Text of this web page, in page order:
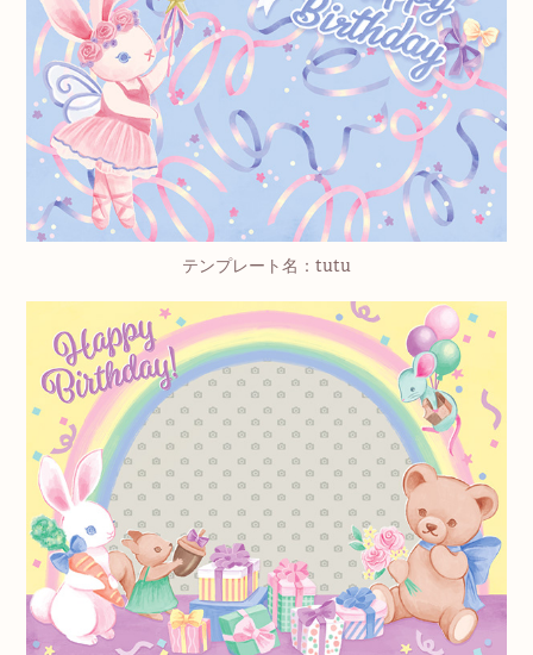
テンプレート名：tutu